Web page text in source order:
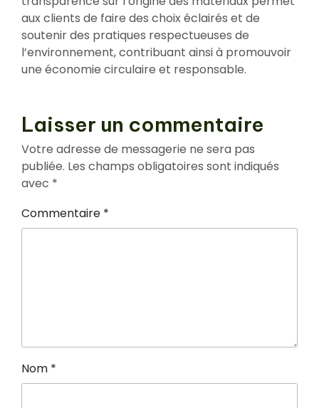
aux clients de faire des choix éclairés et de
soutenir des pratiques respectueuses de
l’environnement, contribuant ainsi à promouvoir
une économie circulaire et responsable.
Laisser un commentaire
Votre adresse de messagerie ne sera pas
publiée. Les champs obligatoires sont indiqués
avec *
Commentaire *
Nom *